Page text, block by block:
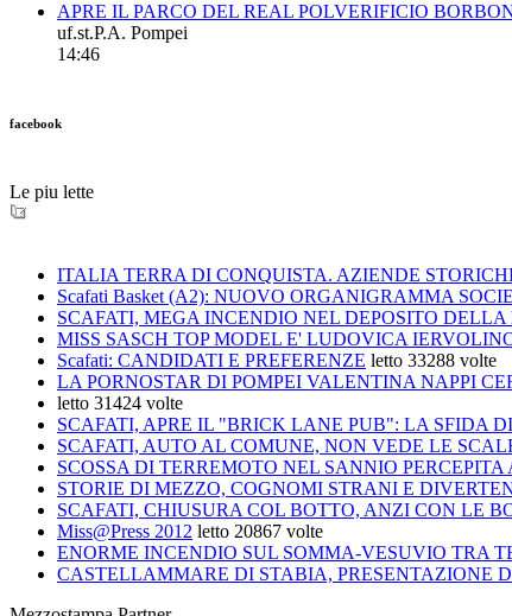
APRE IL PARCO DEL REAL POLVERIFICIO
uf.st.P.A. Pompei
14:46
facebook
Le piu lette
ITALIA TERRA DI CONQUISTA. AZIENDE
Scafati Basket (A2): NUOVO ORGANIGRAMMA
SCAFATI, MEGA INCENDIO NEL DEPOSITO
MISS SASCH TOP MODEL E' LUDOVICA
Scafati: CANDIDATI E PREFERENZE letto 33288 volte
LA PORNOSTAR DI POMPEI VALENTINA NAPPI
letto 31424 volte
SCAFATI, APRE IL "BRICK LANE PUB": LA SFIDA
SCAFATI, AUTO AL COMUNE, NON VEDE LE
SCOSSA DI TERREMOTO NEL SANNIO
STORIE DI MEZZO, COGNOMI STRANI E
SCAFATI, CHIUSURA COL BOTTO, ANZI CON LE
Miss@Press 2012 letto 20867 volte
ENORME INCENDIO SUL SOMMA-VESUVIO TRA
CASTELLAMMARE DI STABIA, PRESENTAZIONE